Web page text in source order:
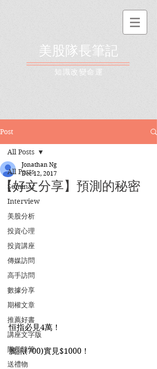
美股隊長筆記
​知識改變命運
Post
All Posts
Seminar
Interview
美股分析
投資心理
投資講座
傳媒訪問
高手訪問
數據分享
期權文章
推薦好書
講座文字版
隊長隨筆
送禮物
All Posts
【好文分享】預測的秘密
Jonathan Ng
Dec 12, 2017
恒指必見4萬！
騰訊(700)實見$1000！